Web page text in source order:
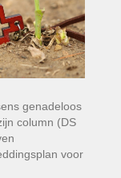
genadeloos
column (DS
voor